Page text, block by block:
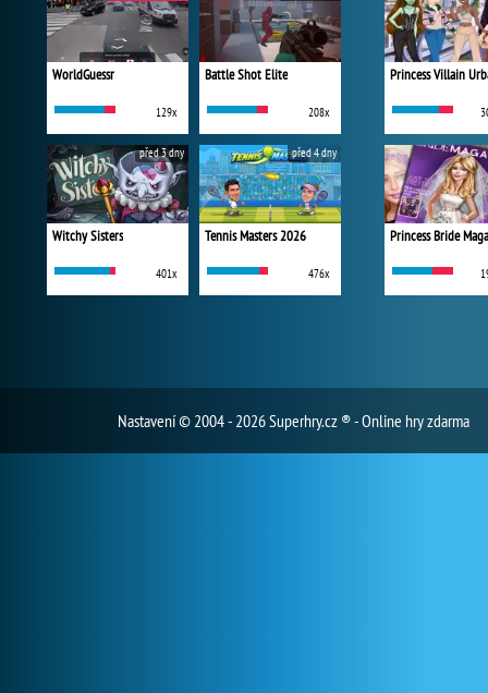
WorldGuessr
129x
Battle Shot Elite
208x
Witchy Sisters
401x
před 3 dny
Tennis Masters 2026
476x
před 4 dny
Princess Bride
Nastavení© 2004 - 2026 Superhry.cz ® - Online hry zdarma